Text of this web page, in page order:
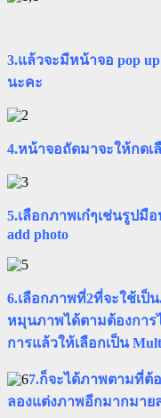
3.แล้วจะมีหน้าจอ pop
นะคะ
4.หน้าจอถัดมาจะให้กดเ
5.เลือกภาพเก๋ๆเช่นรูปมื
add photo
6.เลือกภาพที่2ที่จะใช้เ
หมุนภาพได้ตามต้องการ
การแล้วให้เลือกเป็น
7.ก็จะได้ภาพตามที่ต้
ลองแต่งภาพอีกมากมาย